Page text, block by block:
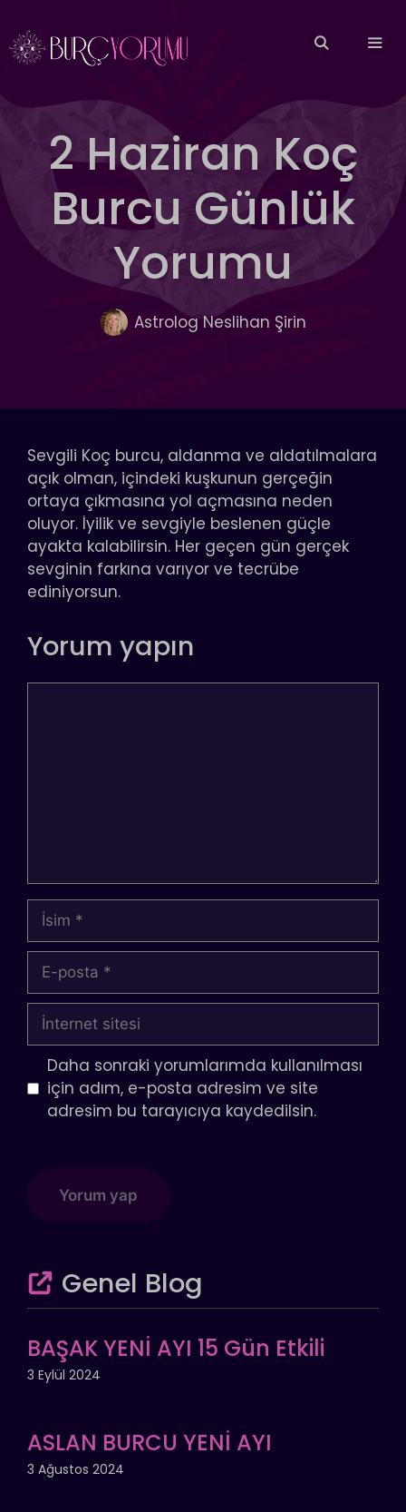
atla
2 Haziran Koç
Burcu Günlük
Yorumu
Astrolog Neslihan Şirin
Sevgili Koç burcu, aldanma ve aldatılmalara
açık olman, içindeki kuşkunun gerçeğin
ortaya çıkmasına yol açmasına neden
oluyor. İyilik ve sevgiyle beslenen güçle
ayakta kalabilirsin. Her geçen gün gerçek
sevginin farkına varıyor ve tecrübe
ediniyorsun.
Yorum yapın
İsim
posta
İnternet
sitesi
Daha sonraki yorumlarımda kullanılması
için adım, e-posta adresim ve site
adresim bu tarayıcıya kaydedilsin.
Genel Blog
BAŞAK YENİ AYI 15 Gün Etkili
3 Eylül 2024
ASLAN BURCU YENİ AYI
3 Ağustos 2024